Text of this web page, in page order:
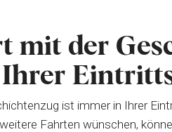
mit der
ist immer in Ihrer
Fahrten wünschen,